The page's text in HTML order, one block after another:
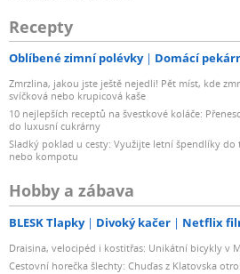
Recepty
Oblíbené zimní polévky Domácí
Zmrzlina, jakou jste ještě nejedli! Pět míst, kde
svíčková nebo krupicová kaše
10 nejlepších receptů na švestkové koláče:
do luxusní cukrárny
Sladký poklad u cesty: Využijte letní špendlíky
nebo kompotu
Hobby a zábava
BLESK Tlapky Divoký kačer Netflix
Draisina, velocipéd i kostitřas: Unikátní bicykly v
Cestovní horečka šlechty: Chuďas z Klatovska